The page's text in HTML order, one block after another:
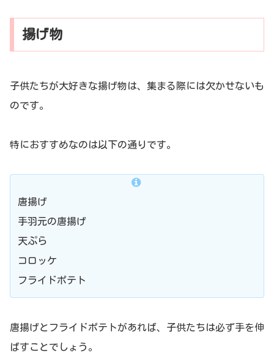
揚げ物
子供たちが大好きな揚げ物は、集まる際には欠かせないも
のです。
特におすすめなのは以下の通りです。
唐揚げ
手羽元の唐揚げ
天ぷら
コロッケ
フライドポテト
唐揚げとフライドポテトがあれば、子供たちは必ず手を伸
ばすことでしょう。